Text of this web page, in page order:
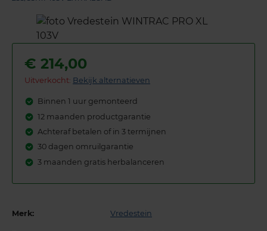
€ 214,00
Uitverkocht: Bekijk alternatieven
Binnen 1 uur gemonteerd
12 maanden productgarantie
Achteraf betalen of in 3 termijnen
30 dagen omruilgarantie
3 maanden gratis herbalanceren
Merk: Vredestein